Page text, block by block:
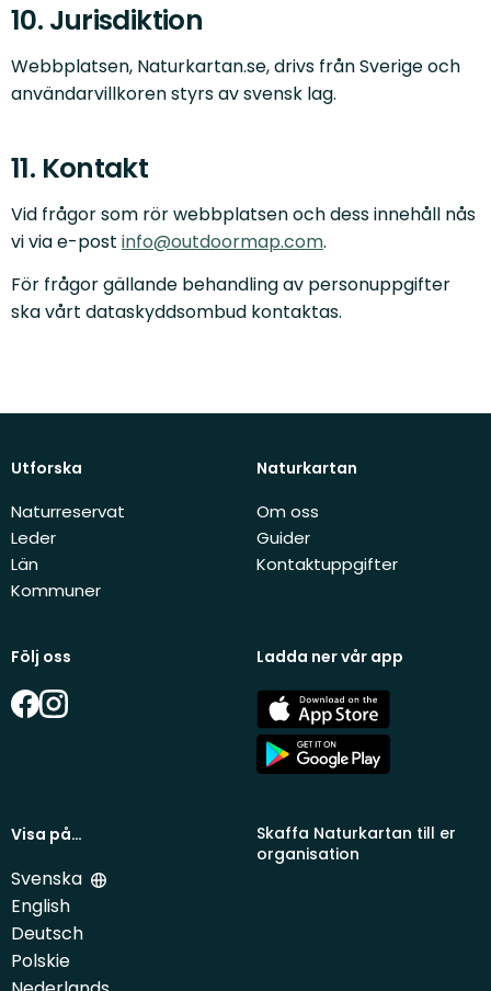
10. Jurisdiktion
Webbplatsen, Naturkartan.se, drivs från Sverige och
användarvillkoren styrs av svensk lag.
11. Kontakt
Vid frågor som rör webbplatsen och dess innehåll nås
vi via e-post info@outdoormap.com.
För frågor gällande behandling av personuppgifter
ska vårt dataskyddsombud kontaktas.
Utforska
Naturreservat
Leder
Län
Kommuner
Naturkartan
Om oss
Guider
Kontaktuppgifter
Följ oss
Facebook
Instagram
Ladda ner vår app
App
Store
Google
Play
Visa på…
Svenska
English
Deutsch
Polskie
Skaffa Naturkartan till er
organisation